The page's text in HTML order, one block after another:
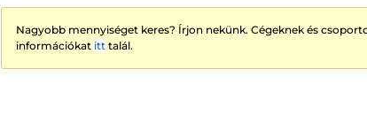
Nagyobb mennyiséget keres? Írjon nekünk. Cégeknek és
információkat itt talál.